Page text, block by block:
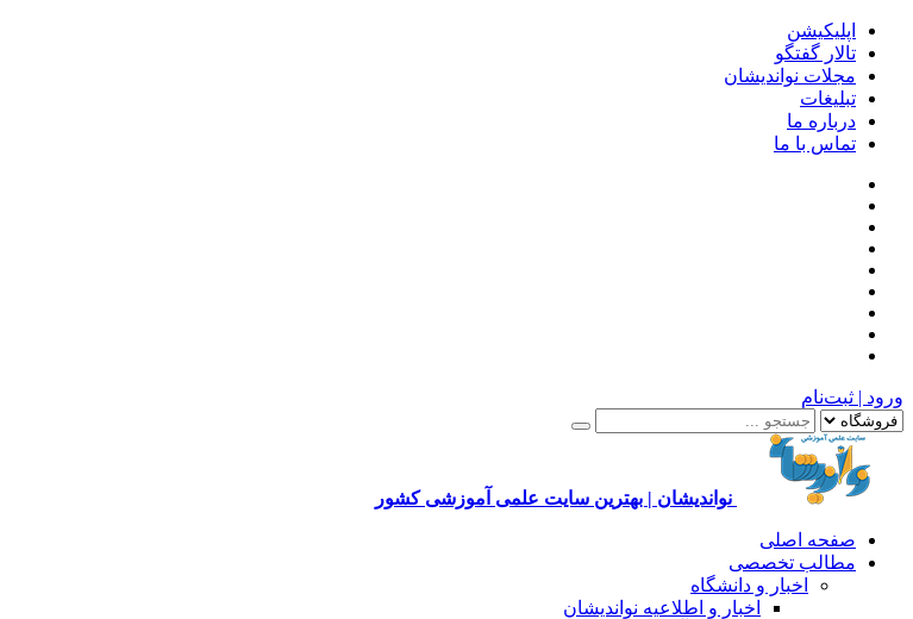
اپلیکیشن
تالار گفتگو
مجلات نواندیشان
تبلیغات
درباره ما
تماس با ما
ورود | ثبت‌نام
نواندیشان | بهترین سایت علمی آموزشی کشور
صفحه اصلی
مطالب تخصصی
اخبار و دانشگاه
اخبار و اطلاعیه نواندیشان